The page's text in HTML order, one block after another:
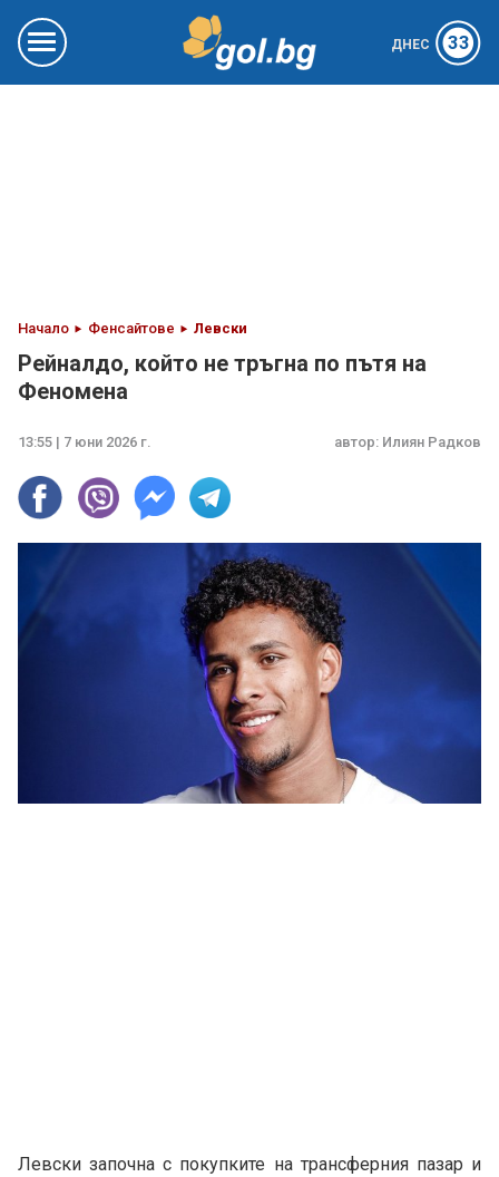
ДНЕС 33
Начало Фенсайтове Левски
Рейналдо, който не тръгна по пътя на
Феномена
13:55 | 7 юни 2026 г. автор: Илиян Радков
Левски започна с покупките на трансферния пазар и